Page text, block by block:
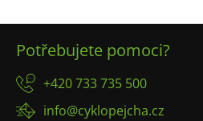
Potřebujete pomoci?
+420 733 735 500
info@cyklopejcha.cz